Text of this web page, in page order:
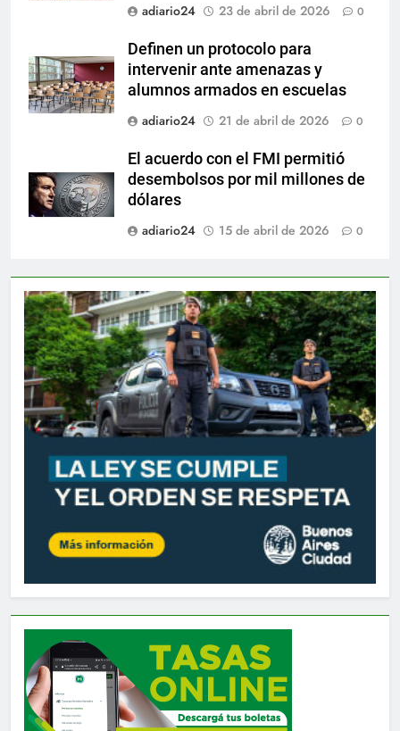
adiario24
23 de abril de 2026 0
Definen un protocolo para
intervenir ante amenazas y
alumnos armados en escuelas
adiario24
21 de abril de 2026 0
El acuerdo con el FMI permitió
desembolsos por mil millones de
dólares
adiario24
15 de abril de 2026 0